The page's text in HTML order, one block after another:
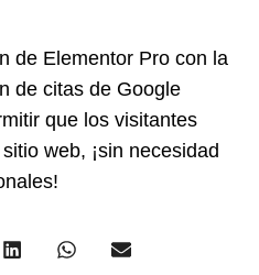
de Elementor Pro con la
de citas de Google
que los visitantes
web, ¡sin necesidad